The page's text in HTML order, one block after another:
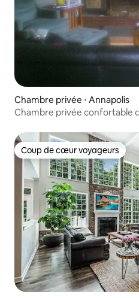
Chambre privée ⋅ Annapolis
Chambre privée confortable
Coup de cœur voyageurs
Coup de cœur voyageurs